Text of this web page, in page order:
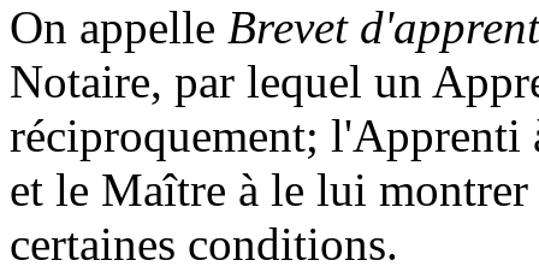
On appelle Brevet
Notaire, par lequel un
réciproquement; l'Apprenti
et le Maître à le lui montrer
certaines conditions.